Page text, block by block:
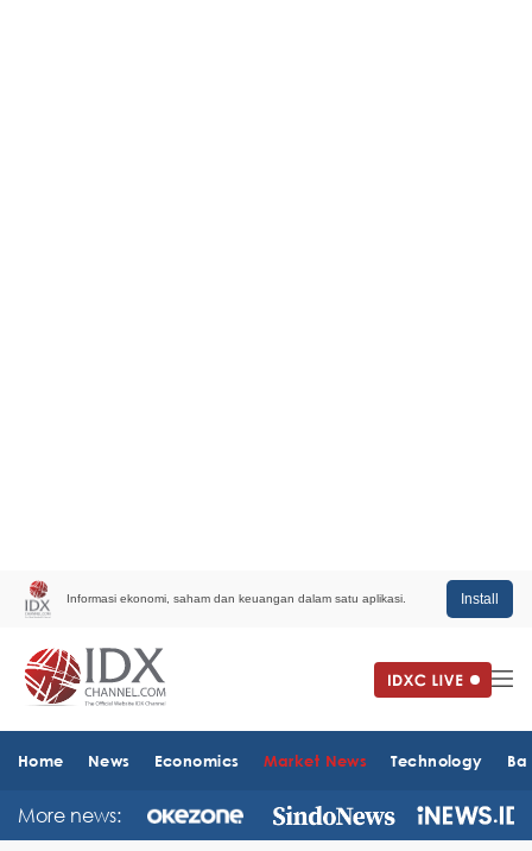
Informasi ekonomi, saham dan keuangan dalam satu aplikasi. Install
Home News Economics Market News Technology
More news: